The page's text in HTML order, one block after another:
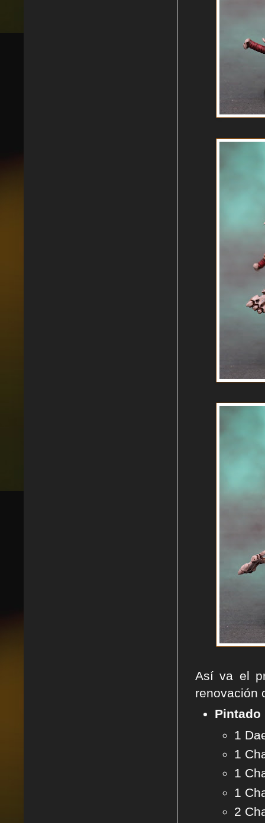
Así va el
renovación
Pintado
1
1
1
1
2